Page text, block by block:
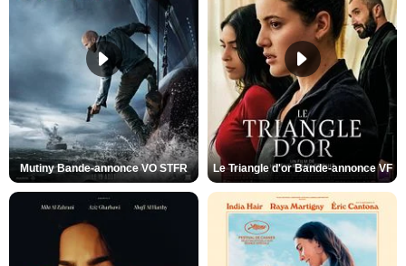
Mutiny Bande-annonce VO STFR Le Triangle d'or Bande-annonce VF